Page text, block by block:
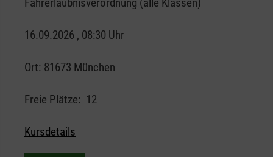
Fahrerlaubnisverordnung (alle Klassen)
16.09.2026 , 08:30 Uhr
Ort: 81673 München
Freie Plätze: 12
Kursdetails